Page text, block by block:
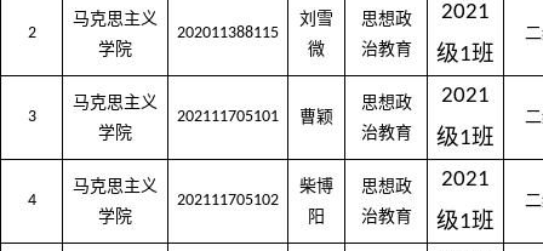
2
马克思主义
学院
202011388115
刘雪
微
思想政
治教育
2021
级1班
3
马克思主义
学院
202111705101 曹颖
思想政
治教育
2021
级1班
4
马克思主义
学院
202111705102
柴博
阳
思想政
治教育
2021
级1班